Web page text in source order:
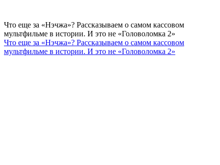
Что еще за «Нэчжа»? Рассказываем о самом кассовом
мультфильме в истории. И это не «Головоломка 2»
Что еще за «Нэчжа»? Рассказываем о самом кассовом
мультфильме в истории. И это не «Головоломка 2»